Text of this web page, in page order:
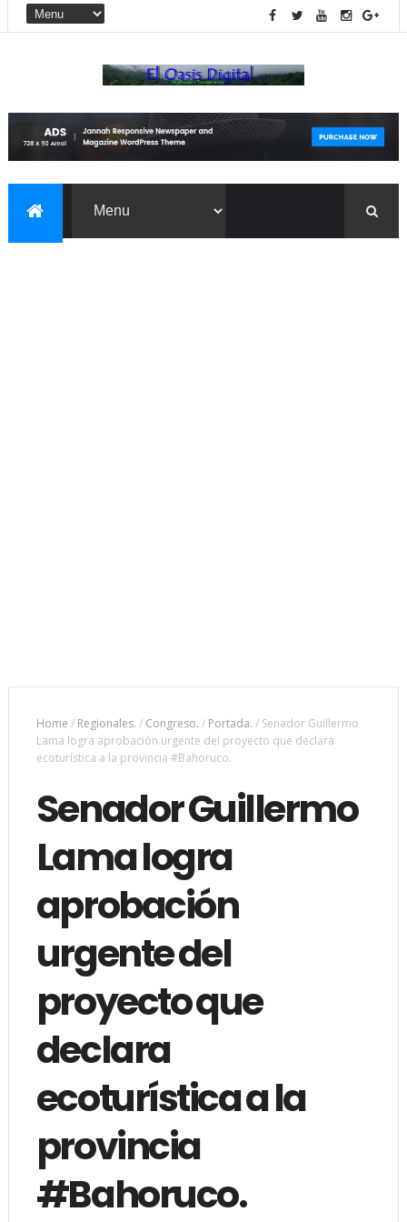
Home / Regionales. / Congreso. / Portada. / Senador Guillermo
Lama logra aprobación urgente del proyecto que declara
ecoturística a la provincia #Bahoruco.
Senador Guillermo
Lama logra
aprobación
urgente del
proyecto que
declara
ecoturística a la
provincia
#Bahoruco.